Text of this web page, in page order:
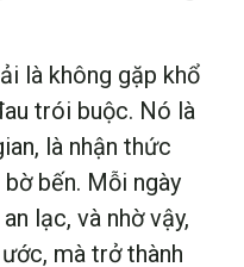
là không gặp khổ
trói buộc. Nó là
là nhận thức
bến. Mỗi ngày
lạc, và nhờ vậy,
mà trở thành